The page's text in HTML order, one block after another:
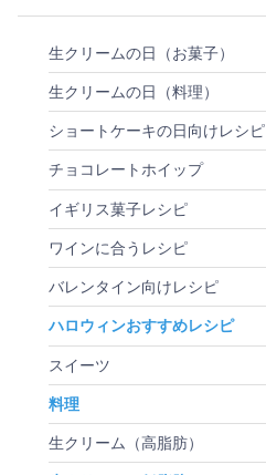
生クリームの日（お菓子）
生クリームの日（料理）
ショートケーキの日向けレシピ
チョコレートホイップ
イギリス菓子レシピ
ワインに合うレシピ
バレンタイン向けレシピ
ハロウィンおすすめレシピ
スイーツ
料理
生クリーム（高脂肪）